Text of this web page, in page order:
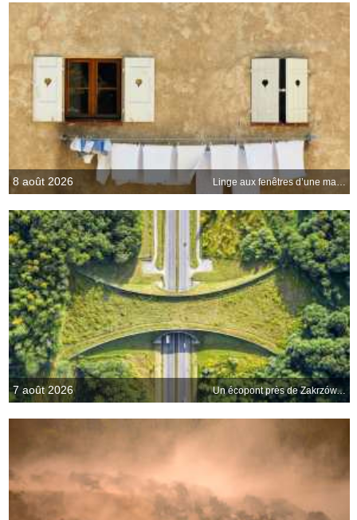
8 août 2026 Linge aux fenêtres d’une maison, Provence-Alpes-Côtes dAzur
7 août 2026 Un écopont près de Zakrzów, Pologne